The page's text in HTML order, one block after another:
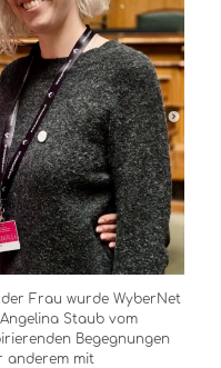
Frau wurde WyberNet
Staub vom
Begegnungen
anderem mit